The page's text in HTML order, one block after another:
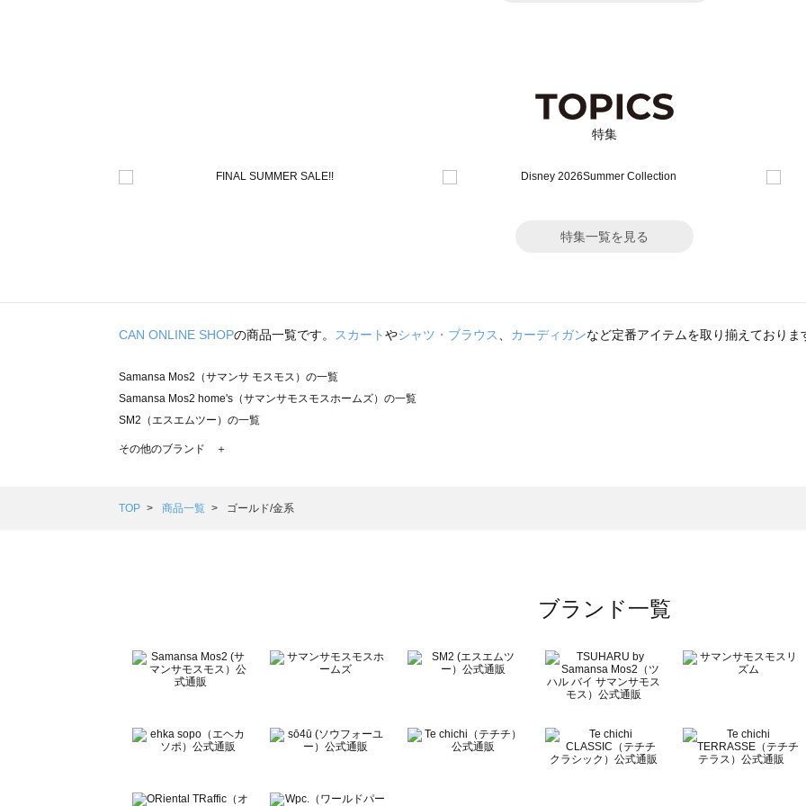
特集
特集一覧を見る
CAN ONLINE SHOPの商品一覧です。 スカートやシャツ・ブラウス、 カーディガンなど定番アイテムを取り揃えておりま
Samansa Mos2（サマンサ モスモス）の一覧
Samansa Mos2 home's（サマンサモスモスホームズ）の一覧
SM2（エスエムツー）の一覧
TSUHARU by Samansa Mos2（ツハルバイサマンサモスモス）の一覧
Samansa Mos2 Lagom（サマンサモスモス ラーゴム）の一覧
BETTY'S BLUE（べティーズブルー）の一覧
Wpc.（ワールドパーティー）の一覧
その他のブランド ＋
TOP 商品一覧 ゴールド/金系
ブランド一覧